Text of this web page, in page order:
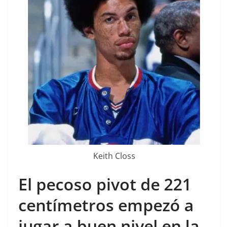
Keith Closs
El pecoso pivot de 221
centímetros empezó a